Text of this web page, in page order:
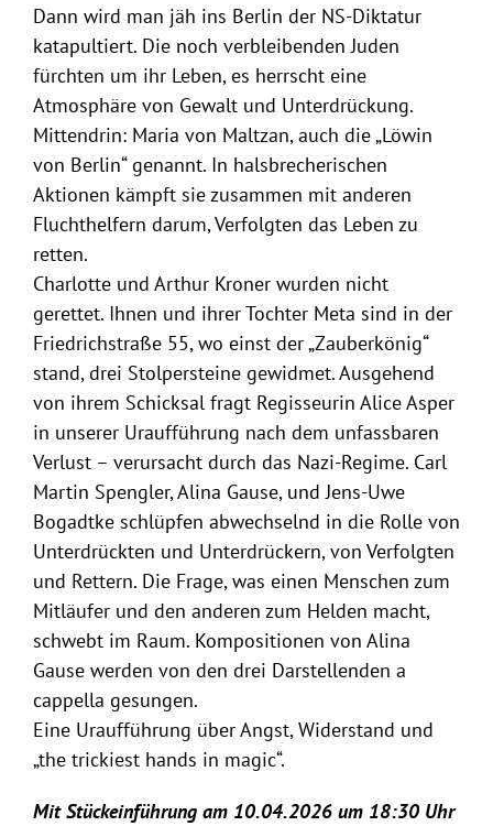
Dann wird man jäh ins Berlin der NS-Diktatur
katapultiert. Die noch verbleibenden Juden
fürchten um ihr Leben, es herrscht eine
Atmosphäre von Gewalt und Unterdrückung.
Mittendrin: Maria von Maltzan, auch die „Löwin
von Berlin“ genannt. In halsbrecherischen
Aktionen kämpft sie zusammen mit anderen
Fluchthelfern darum, Verfolgten das Leben zu
retten.
Charlotte und Arthur Kroner wurden nicht
gerettet. Ihnen und ihrer Tochter Meta sind in der
Friedrichstraße 55, wo einst der „Zauberkönig“
stand, drei Stolpersteine gewidmet. Ausgehend
von ihrem Schicksal fragt Regisseurin Alice Asper
in unserer Uraufführung nach dem unfassbaren
Verlust – verursacht durch das Nazi-Regime. Carl
Martin Spengler, Alina Gause, und Jens-Uwe
Bogadtke schlüpfen abwechselnd in die Rolle von
Unterdrückten und Unterdrückern, von Verfolgten
und Rettern. Die Frage, was einen Menschen zum
Mitläufer und den anderen zum Helden macht,
schwebt im Raum. Kompositionen von Alina
Gause werden von den drei Darstellenden a
cappella gesungen.
Eine Uraufführung über Angst, Widerstand und
„the trickiest hands in magic“.
Mit Stückeinführung am 10.04.2026 um 18:30 Uhr